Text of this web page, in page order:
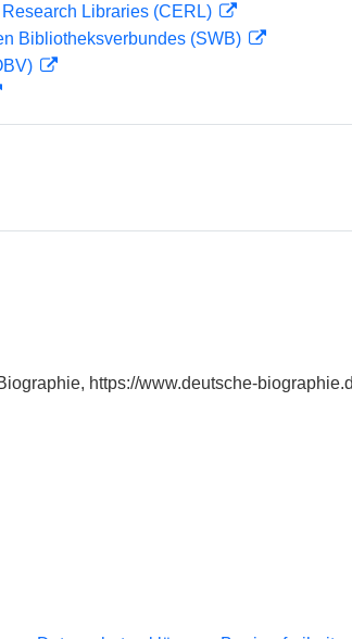
Libraries (CERL)
Bibliotheksverbundes (SWB)
https://www.deutsche-